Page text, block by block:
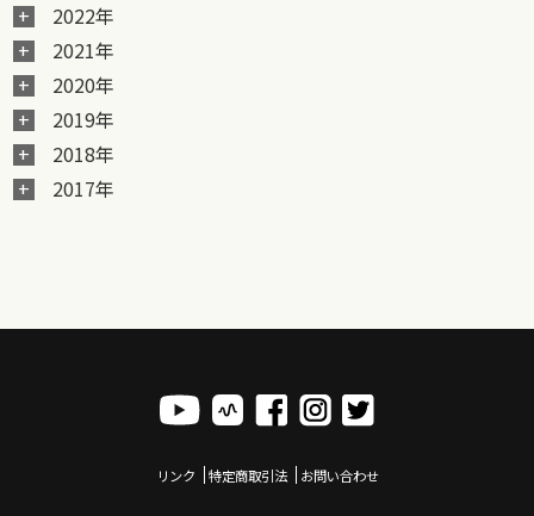
2022年
2021年
2020年
2019年
2018年
2017年
リンク 特定商取引法 お問い合わせ